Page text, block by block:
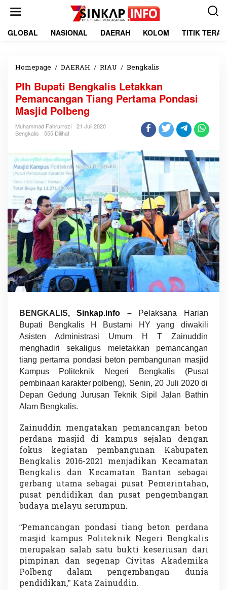
GLOBAL NASIONAL DAERAH KOLOM TITIK
Homepage / DAERAH / RIAU / Bengkalis
h
B
u
a
t
e
a
l
i
s
L
e
t
a
k
k
a
e
m
a
n
c
a
n
g
a
n
a
n
g
e
r
a
m
o
n
d
a
s
i
Plh Bupati Bengkalis Letakkan
Pemancangan Tiang Pertama Pondasi
Masjid Polbeng
Muhammad Fahrurrozi
21 Juli 2020
Bengkalis
555 Dilihat
BENGKALIS, Sinkap.info –Pelaksana Harian
Bupati Bengkalis H Bustami HY yang diwakili
Asisten Administrasi Umum H T Zainuddin
menghadiri sekaligus meletakkan pemancangan
tiang pertama pondasi beton pembangunan masjid
Kampus Politeknik Negeri Bengkalis (Pusat
pembinaan karakter polbeng), Senin, 20 Juli 2020 di
Depan Gedung Jurusan Teknik Sipil Jalan Bathin
Alam Bengkalis.
Zainuddin mengatakan pemancangan beton
perdana masjid di kampus sejalan dengan
fokus kegiatan pembangunan Kabupaten
Bengkalis 2016-2021 menjadikan Kecamatan
Bengkalis dan Kecamatan Bantan sebagai
gerbang utama sebagai pusat Pemerintahan,
pusat pendidikan dan pusat pengembangan
budaya melayu serumpun.
“Pemancangan pondasi tiang beton perdana
masjid kampus Politeknik Negeri Bengkalis
merupakan salah satu bukti keseriusan dari
pimpinan dan segenap Civitas Akademika
Polbeng dalam pengembangan dunia
pendidikan,” Kata Zainuddin.